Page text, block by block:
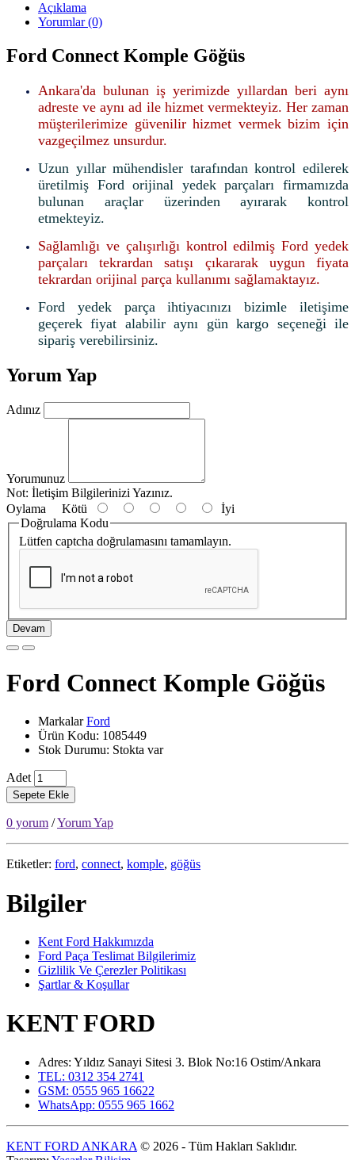
Açıklama
Yorumlar (0)
Ford Connect Komple Göğüs
Ankara'da bulunan iş yerimizde yıllardan beri aynı
adreste ve aynı ad ile hizmet vermekteyiz. Her zaman
müşterilerimize güvenilir hizmet vermek bizim için
vazgeçilmez unsurdur.
Uzun yıllar mühendisler tarafından kontrol edilerek
üretilmiş Ford orijinal yedek parçaları firmamızda
bulunan araçlar üzerinden ayırarak kontrol
etmekteyiz.
Sağlamlığı ve çalışırlığı kontrol edilmiş Ford yedek
parçaları tekrardan satışı çıkararak uygun fiyata
tekrardan orijinal parça kullanımı sağlamaktayız.
Ford yedek parça ihtiyacınızı bizimle iletişime
geçerek fiyat alabilir aynı gün kargo seçeneği ile
sipariş verebilirsiniz.
Yorum Yap
Adınız
Yorumunuz
Not: İletişim Bilgilerinizi Yazınız.
Oylama Kötü
İyi
Doğrulama Kodu
Lütfen captcha doğrulamasını tamamlayın.
Devam
Ford Connect Komple Göğüs
MarkalarFord
Ürün Kodu: 1085449
Stok Durumu: Stokta var
Adet
Sepete Ekle
0 yorum /Yorum Yap
Etiketler: ford, connect, komple, göğüs
Bilgiler
Kent Ford Hakkımızda
Ford Paça Teslimat Bilgilerimiz
Gizlilik Ve Çerezler Politikası
Şartlar & Koşullar
KENT FORD
Adres: Yıldız Sanayi Sitesi 3. Blok No:16 Ostim/Ankara
TEL: 0312 354 2741
GSM: 0555 965 16622
WhatsApp: 0555 965 1662
KENT FORD ANKARA © 2026 - Tüm Hakları Saklıdır.